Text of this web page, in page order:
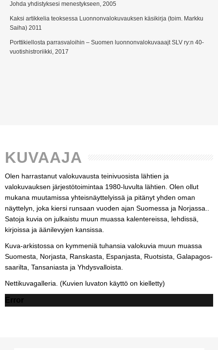
Johda yhdistyksesi menestykseen, 2005
Kaksi artikkelia teoksessa Luonnonvalokuvauksen käsikirja (toim. Markku
Saiha) 2011
Porttikiellosta parrasvaloihin – Suomen luonnonvalokuvaaajt SLV ry:n 40-
vuotishistroriikki, 2017
KUVAAJA
Olen harrastanut valokuvausta teinivuosista lähtien ja
valokuvauksen järjestötoimintaa 1980-luvulta lähtien. Olen ollut
mukana muutamissa yhteisnäyttelyissä ja pitänyt yhden oman
näyttelyn, joka kiersi runsaan vuoden ajan Suomessa ja Norjassa..
Satoja kuvia on julkaistu muun muassa kalentereissa, lehdissä,
kirjoissa ja äänilevyjen kansissa.
Kuva-arkistossa on kymmeniä tuhansia valokuvia muun muassa
Suomesta, Norjasta, Ranskasta, Espanjasta, Ruotsista, Galapagos-
saarilta, Tansaniasta ja Yhdysvalloista.
Nettikuvagalleria. (Kuvien luvaton käyttö on kielletty)
Error